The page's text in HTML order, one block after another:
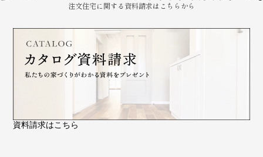
注文住宅に関する資料請求はこちらから
資料請求はこちら